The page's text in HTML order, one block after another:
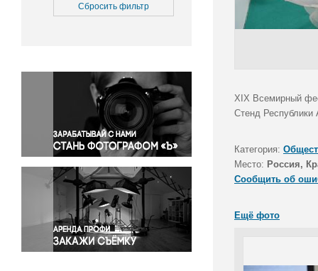
Медицина
Окружающая среда
Политика
Правосудие
Происшествия и конфликты
Религия
Светская жизнь
Спорт
Экология
Экономика и бизнес
Сбросить фильтр
XIX Всемирный
Стенд Республики
Категория:
Место: Россия,
Сообщить об
Ещё фото